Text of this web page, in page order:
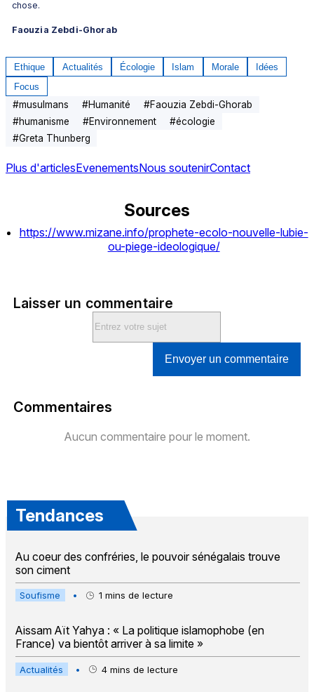
chose.
Faouzia Zebdi-Ghorab
Ethique Actualités Écologie Islam Morale
Idées
Focus
#musulmans #Humanité #Faouzia Zebdi-Ghorab
#humanisme #Environnement #écologie
#Greta Thunberg
Plus d'articlesEvenementsNous soutenirContact
Sources
https://www.mizane.info/prophete-ecolo-nouvelle-lubie-
ou-piege-ideologique/
Laisser un commentaire
Envoyer un commentaire
Commentaires
Aucun commentaire pour le moment.
Tendances
Au coeur des confréries, le pouvoir sénégalais trouve
son ciment
Soufisme • 1 mins de lecture
Aissam Aït Yahya : « La politique islamophobe (en
France) va bientôt arriver à sa limite »
Actualités • 4 mins de lecture